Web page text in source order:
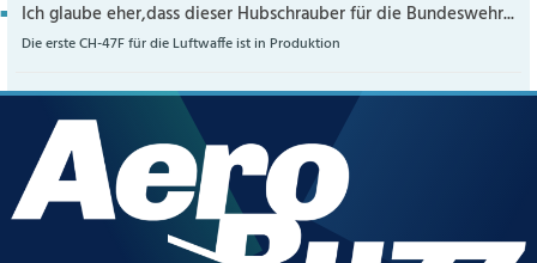
Ich glaube eher,dass dieser Hubschrauber für die Bundeswehr...
Die erste CH-47F für die Luftwaffe ist in Produktion